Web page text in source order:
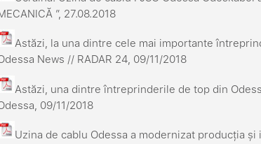
”, 27.08.2018
Astăzi, la una dintre cele mai importante
News // RADAR 24, 09/11/2018
Astăzi, una dintre întreprinderile de top din
09/11/2018
Uzina de cablu Odessa a modernizat producția